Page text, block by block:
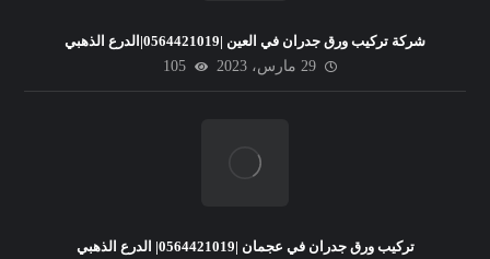
شركة تركيب ورق جدران في العين |0564421019|الدرع الذهبي
29 مارس، 2023
105
تركيب ورق جدران في عجمان |0564421019| الدرع الذهبي